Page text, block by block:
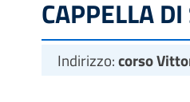
CAPPELLA
Indirizzo:corso